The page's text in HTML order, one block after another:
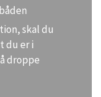
skal du
du er i
droppe